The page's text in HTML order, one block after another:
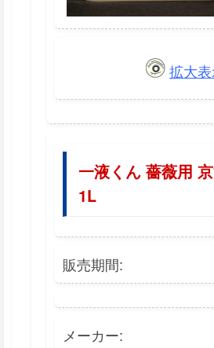
拡大
一液くん 薔薇用
1L
販売期間:
メーカー: